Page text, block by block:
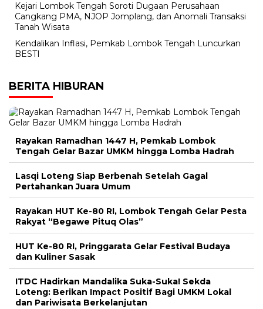
Kejari Lombok Tengah Soroti Dugaan Perusahaan
Cangkang PMA, NJOP Jomplang, dan Anomali Transaksi
Tanah Wisata
Kendalikan Inflasi, Pemkab Lombok Tengah Luncurkan
BESTI
BERITA HIBURAN
Rayakan Ramadhan 1447 H, Pemkab Lombok
Tengah Gelar Bazar UMKM hingga Lomba Hadrah
Lasqi Loteng Siap Berbenah Setelah Gagal
Pertahankan Juara Umum
Rayakan HUT Ke-80 RI, Lombok Tengah Gelar Pesta
Rakyat “Begawe Pituq Olas”
HUT Ke-80 RI, Pringgarata Gelar Festival Budaya
dan Kuliner Sasak
ITDC Hadirkan Mandalika Suka-Suka! Sekda
Loteng: Berikan Impact Positif Bagi UMKM Lokal
dan Pariwisata Berkelanjutan